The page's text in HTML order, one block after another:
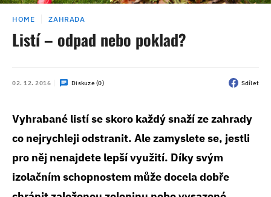
HOME ZAHRADA
Listí – odpad nebo poklad?
02. 12. 2016 Diskuze (0) Sdílet
Vyhrabané listí se skoro každý snaží ze zahrady
co nejrychleji odstranit. Ale zamyslete se, jestli
pro něj nenajdete lepší využití. Díky svým
izolačním schopnostem může docela dobře